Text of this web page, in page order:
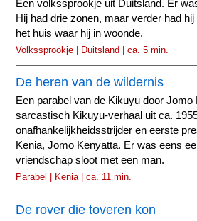
Een volkssprookje uit Duitsland. Er
Hij had drie zonen, maar verder had
het huis waar hij in woonde.
Volkssprookje | Duitsland | ca. 5 min.
De heren van de wildernis
Een parabel van de Kikuyu door Jomo
sarcastisch Kikuyu-verhaal uit ca.
onafhankelijkheidsstrijder en eerste
Kenia, Jomo Kenyatta. Er was eens
vriendschap sloot met een man.
Parabel | Kenia | ca. 11 min.
De rover die toveren kon